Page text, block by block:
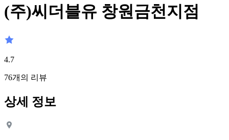
(주)씨더블유 창원금천지점
4.7
76개의 리뷰
상세 정보